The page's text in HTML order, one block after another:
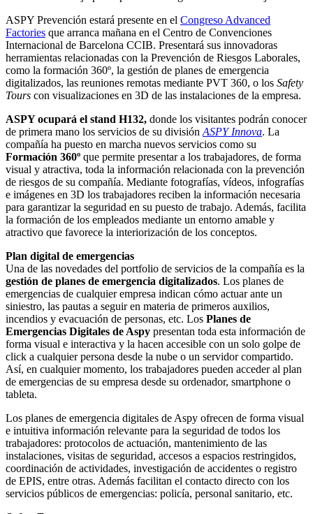
ASPY Prevención estará presente en el Congreso Advanced
Factories que arranca mañana en el Centro de Convenciones
Internacional de Barcelona CCIB. Presentará sus innovadoras
herramientas relacionadas con la Prevención de Riesgos Laborales,
como la formación 360º, la gestión de planes de emergencia
digitalizados, las reuniones remotas mediante PVT 360, o los Safety
Tours con visualizaciones en 3D de las instalaciones de la empresa.
ASPY ocupará el stand H132, donde los visitantes podrán conocer
de primera mano los servicios de su división ASPY Innova. La
compañía ha puesto en marcha nuevos servicios como su
Formación 360º que permite presentar a los trabajadores, de forma
visual y atractiva, toda la información relacionada con la prevención
de riesgos de su compañía. Mediante fotografías, vídeos, infografías
e imágenes en 3D los trabajadores reciben la información necesaria
para garantizar la seguridad en su puesto de trabajo. Además, facilita
la formación de los empleados mediante un entorno amable y
atractivo que favorece la interiorización de los conceptos.
Plan digital de emergencias
Una de las novedades del portfolio de servicios de la compañía es la
gestión de planes de emergencia digitalizados. Los planes de
emergencias de cualquier empresa indican cómo actuar ante un
siniestro, las pautas a seguir en materia de primeros auxilios,
incendios y evacuación de personas, etc. Los Planes de
Emergencias Digitales de Aspy presentan toda esta información de
forma visual e interactiva y la hacen accesible con un solo golpe de
click a cualquier persona desde la nube o un servidor compartido.
Así, en cualquier momento, los trabajadores pueden acceder al plan
de emergencias de su empresa desde su ordenador, smartphone o
tableta.
Los planes de emergencia digitales de Aspy ofrecen de forma visual
e intuitiva información relevante para la seguridad de todos los
trabajadores: protocolos de actuación, mantenimiento de las
instalaciones, visitas de seguridad, accesos a espacios restringidos,
coordinación de actividades, investigación de accidentes o registro
de EPIS, entre otras. Además facilitan el contacto directo con los
servicios públicos de emergencias: policía, personal sanitario, etc.